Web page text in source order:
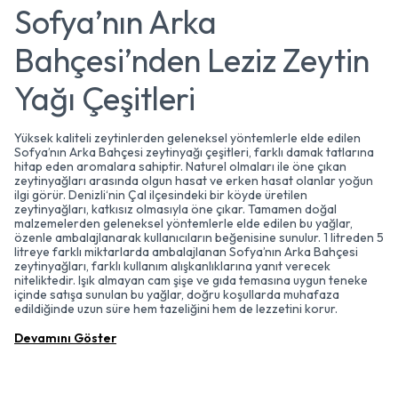
Sofya’nın Arka
Bahçesi’nden Leziz Zeytin
Yağı Çeşitleri
Yüksek kaliteli zeytinlerden geleneksel yöntemlerle elde edilen
Sofya’nın Arka Bahçesi zeytinyağı çeşitleri, farklı damak tatlarına
hitap eden aromalara sahiptir. Naturel olmaları ile öne çıkan
zeytinyağları arasında olgun hasat ve erken hasat olanlar yoğun
ilgi görür. Denizli‘nin Çal ilçesindeki bir köyde üretilen
zeytinyağları, katkısız olmasıyla öne çıkar. Tamamen doğal
malzemelerden geleneksel yöntemlerle elde edilen bu yağlar,
özenle ambalajlanarak kullanıcıların beğenisine sunulur. 1 litreden 5
litreye farklı miktarlarda ambalajlanan Sofya’nın Arka Bahçesi
zeytinyağları, farklı kullanım alışkanlıklarına yanıt verecek
niteliktedir. Işık almayan cam şişe ve gıda temasına uygun teneke
içinde satışa sunulan bu yağlar, doğru koşullarda muhafaza
edildiğinde uzun süre hem tazeliğini hem de lezzetini korur.
Devamını Göster